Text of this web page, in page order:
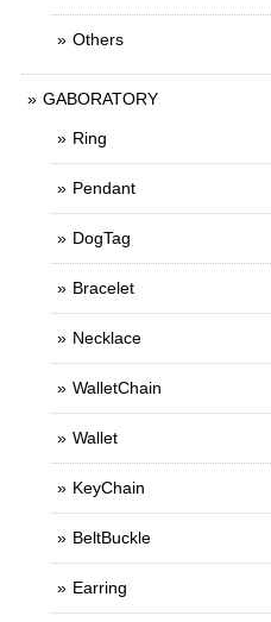
Others
GABORATORY
Ring
Pendant
DogTag
Bracelet
Necklace
WalletChain
Wallet
KeyChain
BeltBuckle
Earring